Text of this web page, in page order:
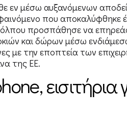
εν μέσω αυξανόμενων
που
προσπάθησε να
και δώρων μέσω
με την εποπτεία των
της ΕΕ.
εισιτήρια